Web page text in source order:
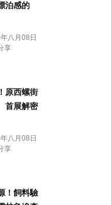
泊感的
八月08日
享
原西螺街
首展解密
八月08日
享
！飼料驗